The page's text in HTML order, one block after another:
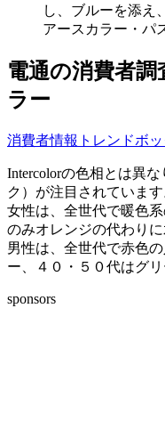
し、ブルーを添え
アースカラー・パ
電通の消費者調
ラー
消費者情報トレンドボ
Intercolorの色相とは異
ク）が注目されています
女性は、全世代で暖色
のみオレンジの代わり
男性は、全世代で赤色
ー、４０・５０代はグ
sponsors